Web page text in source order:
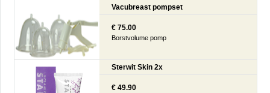
Vacubreast pompset
€ 75.00
Borstvolume pomp
Sterwit Skin 2x
€ 49.90